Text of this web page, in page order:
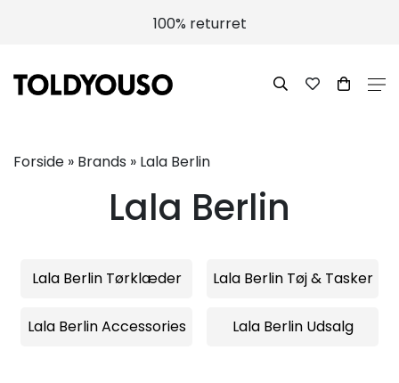
100% returret
Forside » Brands » Lala Berlin
Lala Berlin
Lala Berlin Tørklæder Lala Berlin Tøj & Tasker
Lala Berlin Accessories Lala Berlin Udsalg